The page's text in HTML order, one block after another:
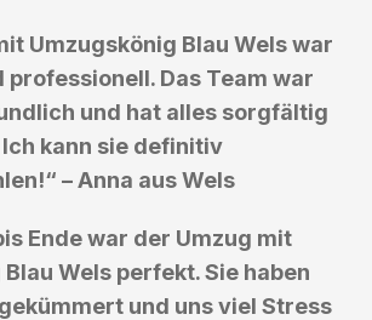
Umzugskönig Blau Wels war
Das Team war
und hat alles sorgfältig
kann sie definitiv
– Anna aus Wels
Ende war der Umzug mit
Wels perfekt. Sie haben
und uns viel Stress